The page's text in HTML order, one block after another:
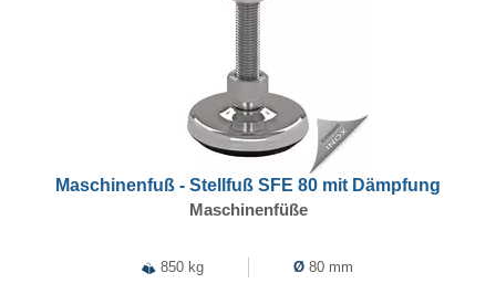
Maschinenfuß - Stellfuß SFE 80 mit Dämpfung
Maschinenfüße
850 kg Ø 80 mm